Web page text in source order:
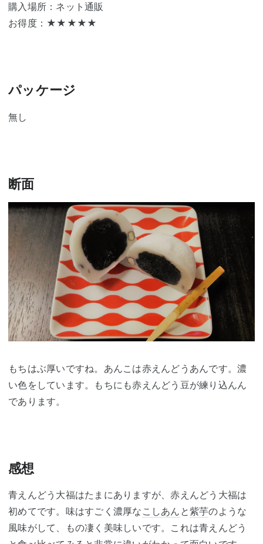
購入場所：ネット通販
お得度：★★★★★
パッケージ
無し
断面
もちはぶ厚いですね。あんこは赤えんどうあんです。濃
い色をしています。もちにも赤えんどう豆が練り込んん
であります。
感想
青えんどう大福はたまにありますが、赤えんどう大福は
初めてです。味はすごく濃厚な こしあん と紫芋のような
風味がして、もの凄く美味しいです。これは青えんどう